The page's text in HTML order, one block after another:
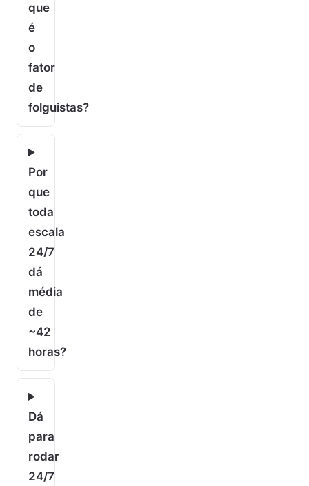
que
é
o
fator
de
folguistas?
Por
que
toda
escala
24/7
dá
média
de
~42
horas?
Dá
para
rodar
24/7